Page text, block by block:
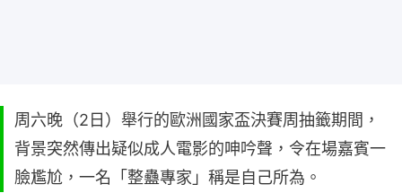
周六晚（2日）舉行的歐洲國家盃決賽周抽籤期間，
背景突然傳出疑似成人電影的呻吟聲，令在場嘉賓一
臉尷尬，一名「整蠱專家」稱是自己所為。